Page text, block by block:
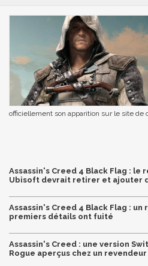
officiellement son apparition sur le site de
Assassin's Creed 4 Black Flag : le
Ubisoft devrait retirer et ajouter
Assassin's Creed 4 Black Flag :
premiers détails ont fuité
Assassin's Creed : une version
Rogue aperçus chez un revendeur